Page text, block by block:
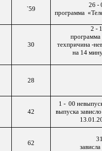
`59
26 -
программа «
30
2 -
техпричина -
на 14
28
42
1 - 00
выпуска
62